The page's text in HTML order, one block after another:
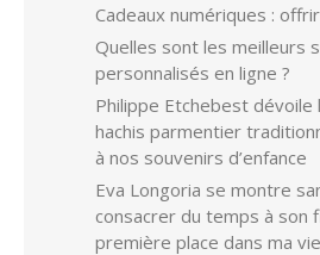
Cadeaux numériques :
Quelles sont les meilleurs
personnalisés en ligne ?
Philippe Etchebest dévoile
hachis parmentier
à nos souvenirs d’enfance
Eva Longoria se montre
consacrer du temps à son
première place dans ma